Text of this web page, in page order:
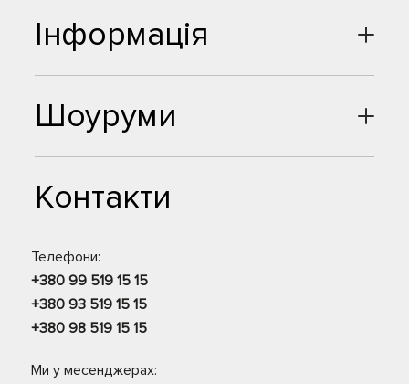
Шоуруми
Контакти
Телефони:
+380 99 519 15 15
+380 93 519 15 15
+380 98 519 15 15
Ми у месенджерах:
Інформація